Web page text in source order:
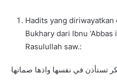
Hadits yang diriwayatkan
Bukhary dari Ibnu
Rasulullah saw.:
تستأذن في نفسها واذها صماتها